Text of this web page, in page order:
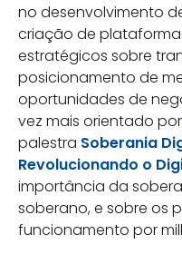
no desenvolvimento
criação de
estratégicos sobre
posicionamento de
oportunidades de
vez mais orientado
palestra Soberania
Revolucionando o
importância da
soberano, e sobre os
funcionamento por